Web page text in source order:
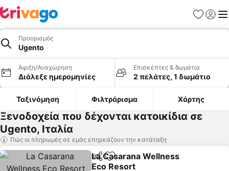
Προορισμός
Ugento
Άφιξη/Αναχώρηση
Διάλεξε ημερομηνίες
Επισκέπτες & δωμάτια
2 πελάτες, 1 δωμάτιο
Ταξινόμηση Φιλτράρισμα Χάρτης
Ξενοδοχεία που δέχονται κατοικίδια σε
Ugento, Ιταλία
Πώς οι πληρωμές σε εμάς επηρεάζουν την κατάταξη
Κοινοποίηση
Προσθήκη στα αγαπημένα
La Casarana Wellness
Eco Resort